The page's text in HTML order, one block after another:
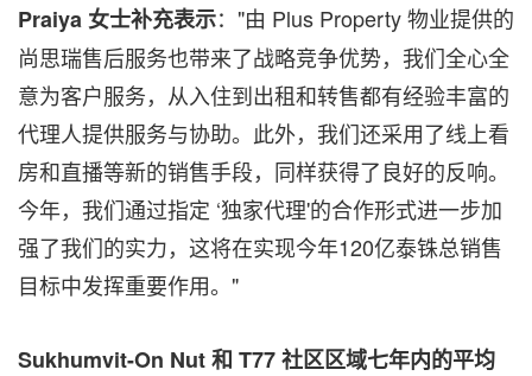
Praiya女士补充表示："由 Plus Property 物业提供的
尚思瑞售后服务也带来了战略竞争优势，我们全心全
意为客户服务，从入住到出租和转售都有经验丰富的
代理人提供服务与协助。此外，我们还采用了线上看
房和直播等新的销售手段，同样获得了良好的反响。
今年，我们通过指定 ‘独家代理'的合作形式进一步加
强了我们的实力，这将在实现今年120亿泰铢总销售
目标中发挥重要作用。"
Sukhumvit-On Nut和 T77社区区域七年内的平均